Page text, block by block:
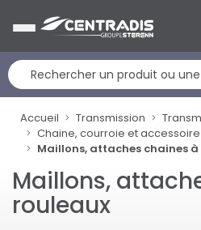
Accueil Transmission
Chaine, courroie et accessoire
Maillons, attaches chaines
Maillons,
rouleaux